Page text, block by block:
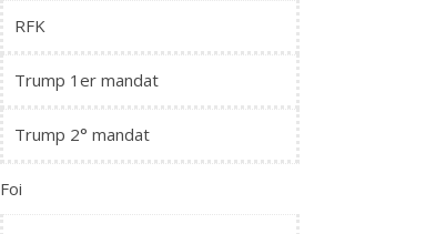
RFK
Trump 1er mandat
Trump 2° mandat
Foi